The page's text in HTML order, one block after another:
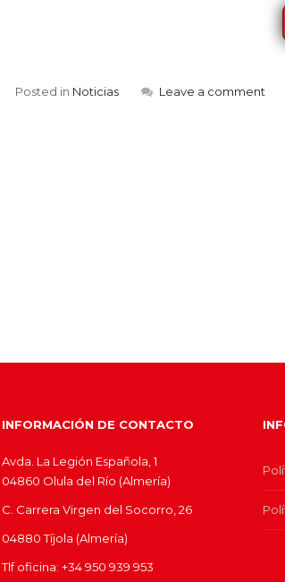
Posted in Noticias Leave a comment
INFORMACIÓN DE CONTACTO
Avda. La Legión Española, 1
04860 Olula del Río (Almería)
C. Carrera Virgen del Socorro, 26
04880 Tíjola (Almería)
Tlf oficina: +34 950 939 953